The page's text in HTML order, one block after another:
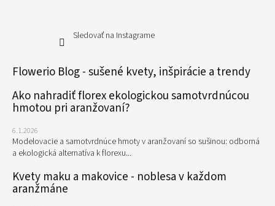
Sledovať na Instagrame
Flowerio Blog - sušené kvety, inšpirácie a trendy
Ako nahradiť florex ekologickou samotvrdnúcou
hmotou pri aranžovaní?
6.1.2026
Modelovacie a samotvrdnúce hmoty v aranžovaní so sušinou: odborná
a ekologická alternatíva k florexu...
Kvety maku a makovice - noblesa v každom
aranžmáne